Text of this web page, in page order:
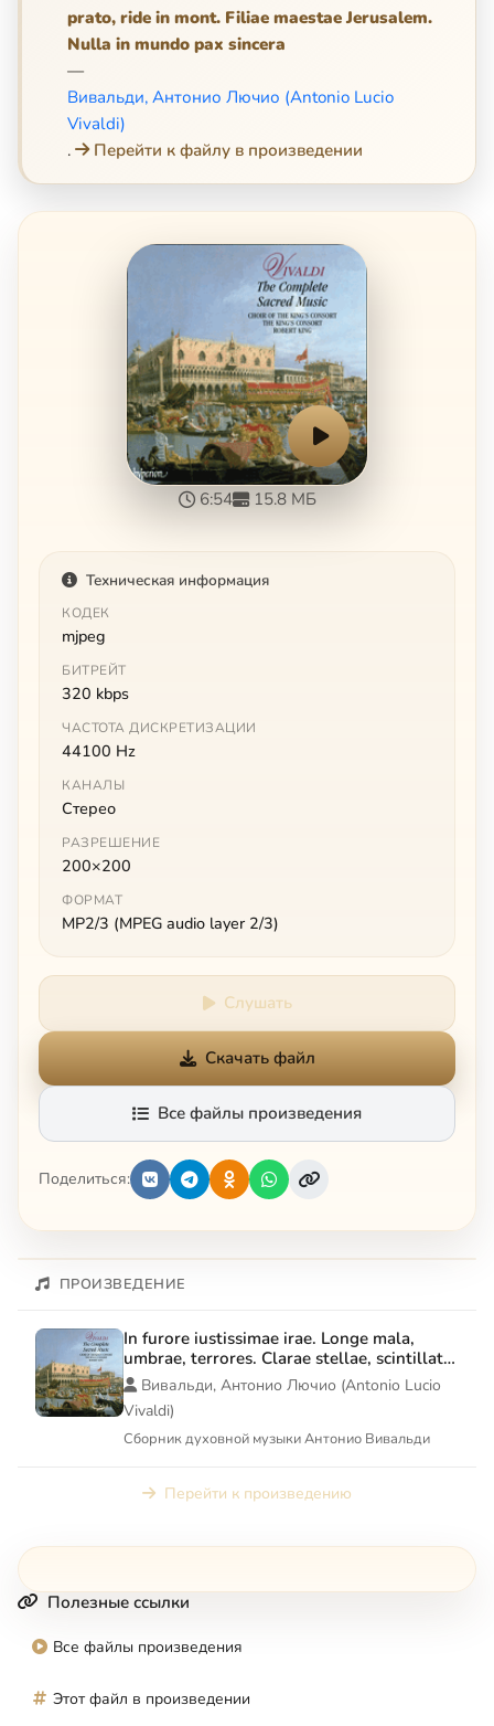
prato, ride in mont. Filiae maestae Jerusalem.
Nulla in mundo pax sincera
—
Вивальди, Антонио Лючио (Antonio Lucio
Vivaldi)
.
Перейти к файлу в произведении
6:54 15.8 МБ
Техническая информация
КОДЕК
mjpeg
БИТРЕЙТ
320 kbps
ЧАСТОТА ДИСКРЕТИЗАЦИИ
44100 Hz
КАНАЛЫ
Стерео
РАЗРЕШЕНИЕ
200×200
ФОРМАТ
MP2/3 (MPEG audio layer 2/3)
Слушать
Скачать файл
Все файлы произведения
Поделиться:
ПРОИЗВЕДЕНИЕ
In furore iustissimae irae. Longe mala,
umbrae, terrores. Clarae stellae, scintillate.
Canta in prato, ride in mont. Filiae maestae
Jerusalem. Nulla in mundo pax sincera
Вивальди, Антонио Лючио (Antonio Lucio
Vivaldi)
Сборник духовной музыки Антонио Вивальди
Перейти к произведению
Полезные ссылки
Все файлы произведения
Этот файл в произведении